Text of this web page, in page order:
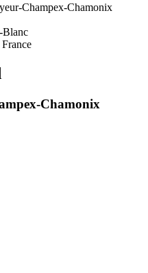
Champex-Chamonix
Blanc
Chamonix